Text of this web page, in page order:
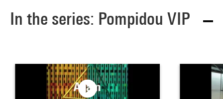
In the series: Pompidou VIP